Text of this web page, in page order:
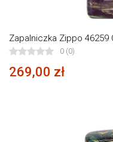
Zapalniczka Zippo 46259
0 (0)
269,00 zł